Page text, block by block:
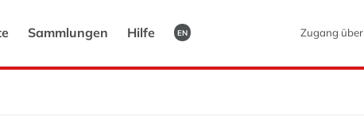
Sammlungen Hilfe EN
Zugang über